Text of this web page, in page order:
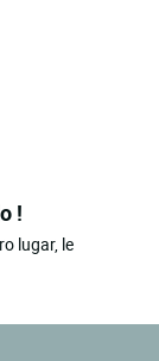
!
lugar, le